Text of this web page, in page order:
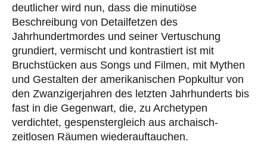
deutlicher wird nun, dass die minutiöse
Beschreibung von Detailfetzen des
Jahrhundertmordes und seiner Vertuschung
grundiert, vermischt und kontrastiert ist mit
Bruchstücken aus Songs und Filmen, mit Mythen
und Gestalten der amerikanischen Popkultur von
den Zwanzigerjahren des letzten Jahrhunderts bis
fast in die Gegenwart, die, zu Archetypen
verdichtet, gespenstergleich aus archaisch-
zeitlosen Räumen wiederauftauchen.